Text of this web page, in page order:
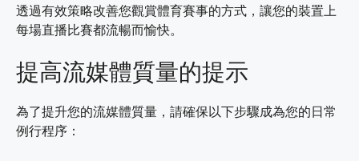
透過有效策略改善您觀賞體育賽事的方式，讓您的裝置上
每場直播比賽都流暢而愉快。
提高流媒體質量的提示
為了提升您的流媒體質量，請確保以下步驟成為您的日常
例行程序：